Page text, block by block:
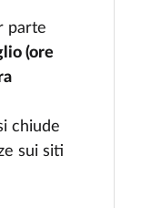
parte
(ore
chiude
sui siti